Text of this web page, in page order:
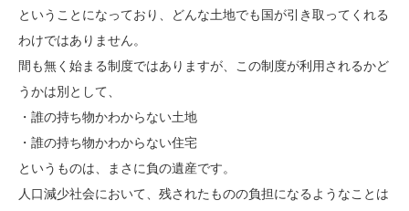
ということになっており、どんな土地でも国が引き取ってくれる
わけではありません。
間も無く始まる制度ではありますが、この制度が利用されるかど
うかは別として、
・誰の持ち物かわからない土地
・誰の持ち物かわからない住宅
というものは、まさに負の遺産です。
人口減少社会において、残されたものの負担になるようなことは